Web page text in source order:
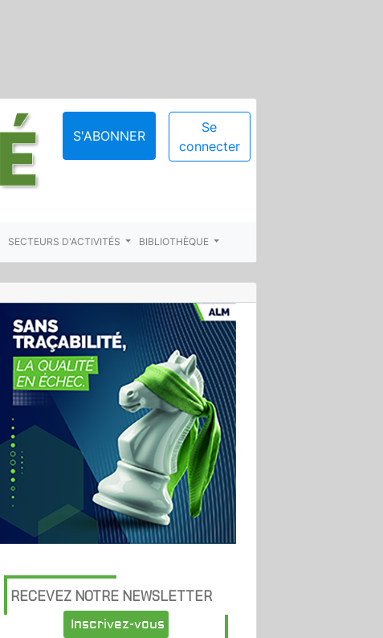
S'ABONNER
Se
connecter
SECTEURS D'ACTIVITÉS BIBLIOTHÈQUE
RECEVEZ NOTRE NEWSLETTER
Inscrivez-vous